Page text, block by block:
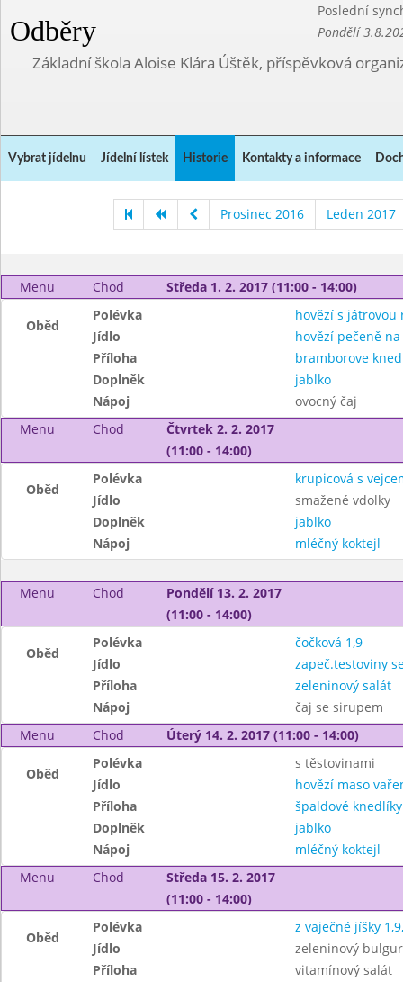
Odběry
Poslední
Pondělí
Základní škola Aloise Klára Úštěk, příspěvková
Vybrat jídelnu Jídelní lístek Historie Kontakty a informace
Prosinec 2016 Leden 2017
Menu Chod Středa 1. 2. 2017 (11:00 - 14:00)
Oběd
Polévka
hovězí s játrovou
Jídlo
hovězí pečeně
Příloha
bramborove
Doplněk
jablko
Nápoj
ovocný čaj
Menu
Chod
Čtvrtek 2. 2. 2017
(11:00 - 14:00)
Oběd
Polévka
krupicová s
Jídlo
smažené vdolky
Doplněk
jablko
Nápoj
mléčný koktejl
Menu Chod
Pondělí 13. 2. 2017
(11:00 - 14:00)
Oběd
Polévka
čočková 1,9
Jídlo
zapeč.testoviny
Příloha
zeleninový salát
Nápoj
čaj se sirupem
Menu
Chod Úterý 14. 2. 2017 (11:00 - 14:00)
Oběd
Polévka
s těstovinami
Jídlo
hovězí maso
Příloha
špaldové
Doplněk
jablko
Nápoj
mléčný koktejl
Menu
Chod
Středa 15. 2. 2017
(11:00 - 14:00)
Oběd
Polévka
z vaječné jíšky
Jídlo
zeleninový
Příloha
vitamínový salát